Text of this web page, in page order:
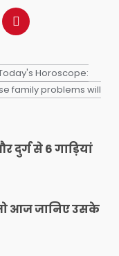
Horoscope:
family problems will
दुर्ग से 6 गाड़ियां
आज जानिए उसके